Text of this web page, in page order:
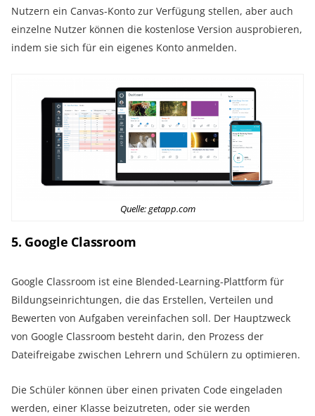
Nutzern ein Canvas-Konto zur Verfügung stellen, aber auch
einzelne Nutzer können die kostenlose Version ausprobieren,
indem sie sich für ein eigenes Konto anmelden.
Quelle: getapp.com
5. Google Classroom
Google Classroom ist eine Blended-Learning-Plattform für
Bildungseinrichtungen, die das Erstellen, Verteilen und
Bewerten von Aufgaben vereinfachen soll. Der Hauptzweck
von Google Classroom besteht darin, den Prozess der
Dateifreigabe zwischen Lehrern und Schülern zu optimieren.
Die Schüler können über einen privaten Code eingeladen
werden, einer Klasse beizutreten, oder sie werden